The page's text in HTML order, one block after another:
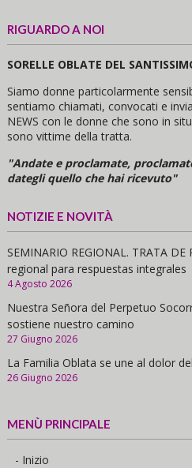
RIGUARDO A NOI
SORELLE OBLATE DEL
Siamo donne particolarmente
sentiamo chiamati, convocati e
NEWS con le donne che sono in
sono vittime della tratta.
"Andate e proclamate,
dategli quello che hai ricevuto"
NOTIZIE E NOVITÀ
SEMINARIO REGIONAL. TRATA DE
regional para respuestas integrales
4 Agosto 2026
Nuestra Señora del Perpetuo
sostiene nuestro camino
27 Giugno 2026
La Familia Oblata se une al dolor
26 Giugno 2026
MENÙ PRINCIPALE
- Inizio